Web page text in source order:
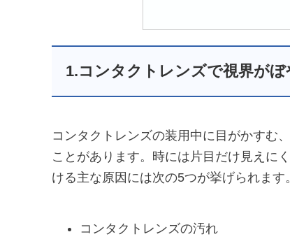
1.コンタクトレンズで視界がぼ
コンタクトレンズの装用中に目がかすむ
ことがあります。時には片目だけ見えに
ける主な原因には次の5つが挙げられます。
コンタクトレンズの汚れ